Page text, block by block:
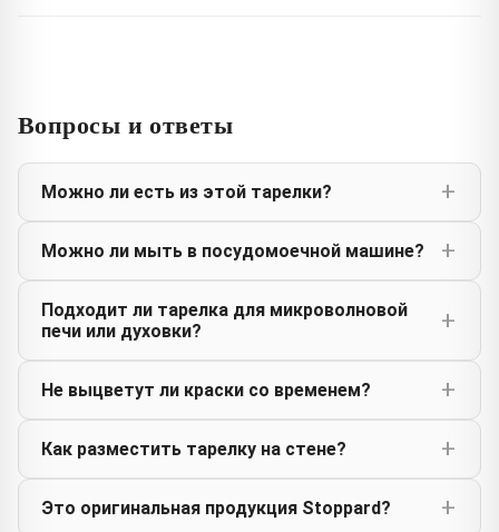
Вопросы и ответы
Можно ли есть из этой тарелки?
Можно ли мыть в посудомоечной машине?
Подходит ли тарелка для микроволновой
печи или духовки?
Не выцветут ли краски со временем?
Как разместить тарелку на стене?
Это оригинальная продукция Stoppard?